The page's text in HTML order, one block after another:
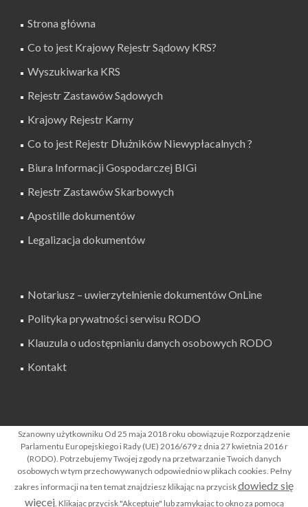
Strona główna
Co to jest Krajowy Rejestr Sądowy KRS?
Wyszukiwarka KRS
Rejestr Zastawów Sądowych
Krajowy Rejestr Karny
Co to jest Rejestr Dłużników Niewypłacalnych ?
Biura Informacji Gospodarczej BIGi
Rejestr Zastawów Skarbowych
Apostille dokumentów
Legalizacja dokumentów
Notariusz – uwierzytelnienie dokumentów OnLine
Polityka prywatności serwisu RODO
Klauzula o udostępnianiu danych osobowych RODO
Kontakt
SZUKAJ W SERWISIE
Szanowny użytkowniku Od 25 maja 2018 roku obowiązuje Rozporządzenie
Parlamentu Europejskiego i Rady (UE) 2016/679 z dnia 27 kwietnia 2016 r
(RODO). Potrzebujemy Twojej zgody na przetwarzanie Twoich danych
osobowych w tym przechowywanych odpowiednio w plikach cookies. Pełny
zakres informacji na ten temat znajdziesz klikając na przyciskdowiedz się
więcej. Klikając przycisk "Akceptuje" lub zamykając to okno za pomocą